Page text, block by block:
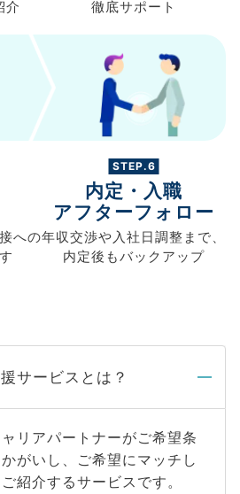
介
徹底サポート
への
STEP.6
内定・入職
アフターフォロー
年収交渉や入社日調整まで、
内定後もバックアップ
サービスとは？
リアパートナーがご希望条
がいし、ご希望にマッチし
紹介するサービスです。